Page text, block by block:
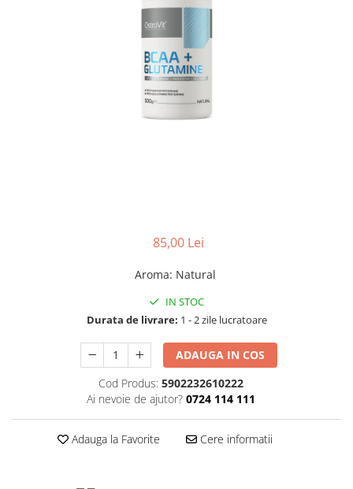
85,00 Lei
Aroma: Natural
IN STOC
Durata de livrare: 1 - 2 zile lucratoare
ADAUGA IN COS
Cod Produs: 5902232610222
Ai nevoie de ajutor? 0724 114 111
Adauga la Favorite Cere informatii